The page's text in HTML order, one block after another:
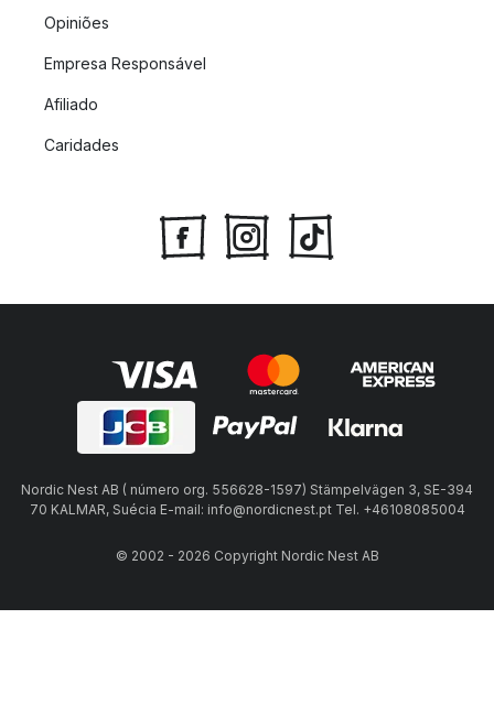
Opiniões
Empresa Responsável
Afiliado
Caridades
Nordic Nest AB ( número org. 556628-1597) Stämpelvägen 3, SE-394
70 KALMAR, Suécia E-mail: info@nordicnest.pt Tel. +46108085004
© 2002 - 2026 Copyright Nordic Nest AB